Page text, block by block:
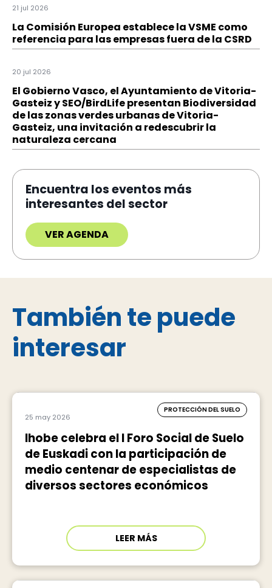
21 jul 2026
La Comisión Europea establece la VSME como
referencia para las empresas fuera de la CSRD
20 jul 2026
El Gobierno Vasco, el Ayuntamiento de Vitoria-
Gasteiz y SEO/BirdLife presentan Biodiversidad
de las zonas verdes urbanas de Vitoria-
Gasteiz, una invitación a redescubrir la
naturaleza cercana
Encuentra los eventos más
interesantes del sector
VER AGENDA
También te puede
interesar
25 may 2026
PROTECCIÓN DEL SUELO
Ihobe celebra el I Foro Social de Suelo
de Euskadi con la participación de
medio centenar de especialistas de
diversos sectores económicos
LEER MÁS